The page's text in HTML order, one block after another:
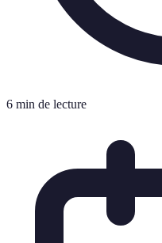
6 min de lecture